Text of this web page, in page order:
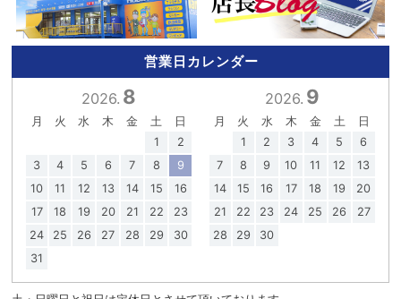
営業日カレンダー
2026. 8
月 火 水 木 金 土
日
1
2
3
4 5 6 7 8
9
10
11 12 13 14 15
16
17
18 19 20 21 22
23
24
25 26 27 28 29
30
31
2026. 9
月 火 水 木 金 土
日
1
2 3 4 5
6
7
8 9 10 11 12
13
14
15 16 17 18 19
20
21
22 23 24 25 26
27
28
29 30